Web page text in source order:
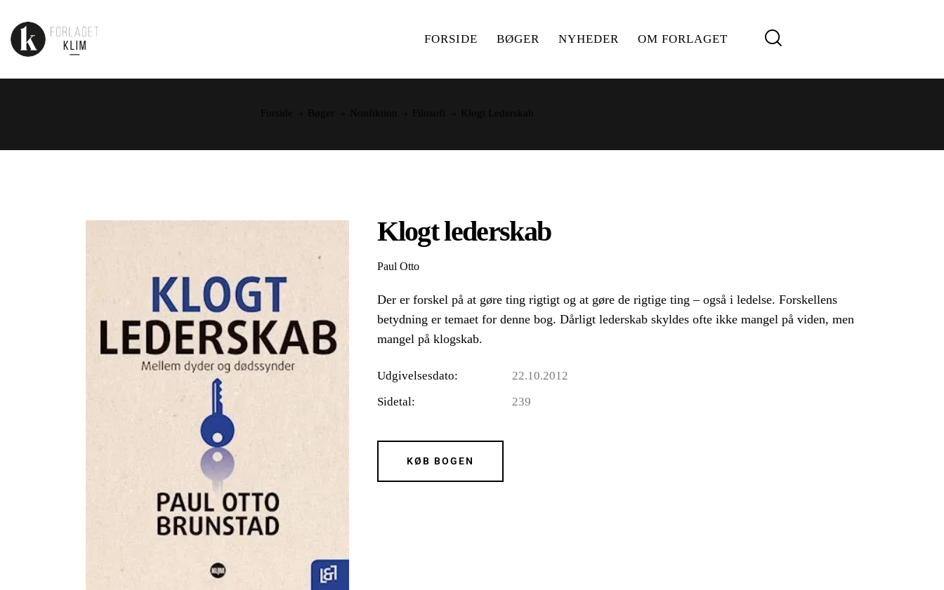
FORSIDE BØGER NYHEDER OM FORLAGET
Klogt lederskab
Paul Otto
Der er forskel på at gøre ting rigtigt og at gøre de rigtige ting – også i ledelse. Forskellens
betydning er temaet for denne bog. Dårligt lederskab skyldes ofte ikke mangel på viden, men
mangel på klogskab.
Udgivelsesdato
22.10.2012
Sidetal
239
KØB BOGEN